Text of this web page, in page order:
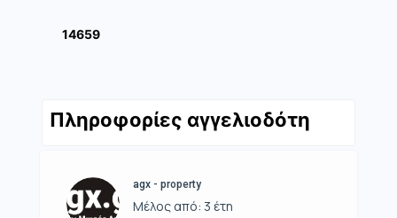
14659
Πληροφορίες αγγελιοδότη
agx - property
Μέλος από: 3 έτη